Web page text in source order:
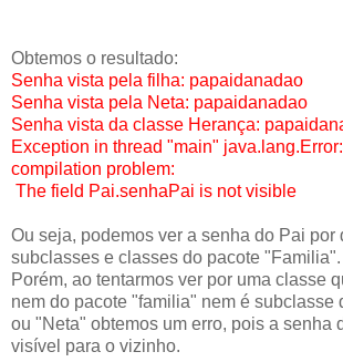
Obtemos o resultado:
Senha vista pela filha: papaidanadao
Senha vista pela Neta: papaidanadao
Senha vista da classe Herança:
Exception in thread "main"
compilation problem:
The field Pai.senhaPai is not visible
Ou seja, podemos ver a senha do Pai por
subclasses e classes do pacote "Familia".
Porém, ao tentarmos ver por uma classe
nem do pacote "familia" nem é subclasse
ou "Neta" obtemos um erro, pois a senha
visível para o vizinho.